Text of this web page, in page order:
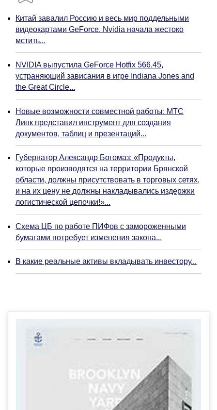
Китай завалил Россию и весь мир поддельными
видеокартами GeForce. Nvidia начала жестоко
мстить...
NVIDIA выпустила GeForce Hotfix 566.45,
устраняющий зависания в игре Indiana Jones and
the Great Circle...
Новые возможности совместной работы: МТС
Линк представил инструмент для создания
документов, таблиц и презентаций...
Губернатор Александр Богомаз: «Продукты,
которые производятся на территории Брянской
области, должны присутствовать в торговых сетях,
и на их цену не должны накладывались издержки
логистической цепочки!»...
Схема ЦБ по работе ПИФов с замороженными
бумагами потребует изменения закона...
В какие реальные активы вкладывать инвестору...